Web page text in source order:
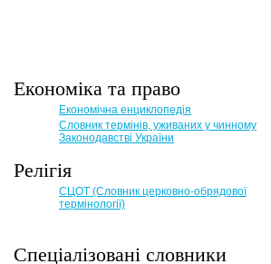
Економіка та право
Eкономічна енциклопедія
Словник термінів, уживаних у чинному
Законодавстві України
Релігія
СЦОТ (Словник церковно-обрядової
термінології)
Спеціалізовані словники